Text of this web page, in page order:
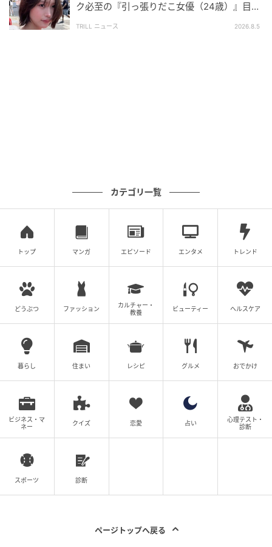
ク必至の『引っ張りだこ女優（24歳）』目が
TRILL ニュース 2026.8.5
カテゴリ一覧
トップ マンガ エピソード エンタメ トレンド
どうぶつ ファッション
カルチャー・
教養
ビューティー ヘルスケア
暮らし 住まい レシピ グルメ おでかけ
ビジネス・マ
ネー
クイズ 恋愛 占い
心理テスト・
診断
スポーツ 診断
ページトップへ戻る